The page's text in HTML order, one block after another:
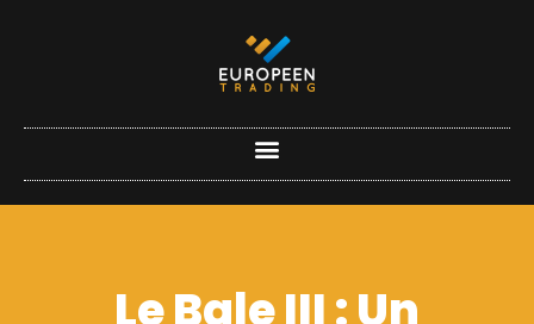
Le Bale III : Un